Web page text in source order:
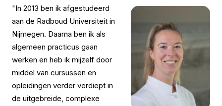
"In 2013 ben ik afgestudeerd
aan de Radboud Universiteit in
Nijmegen. Daarna ben ik als
algemeen practicus gaan
werken en heb ik mijzelf door
middel van cursussen en
opleidingen verder verdiept in
de uitgebreide, complexe